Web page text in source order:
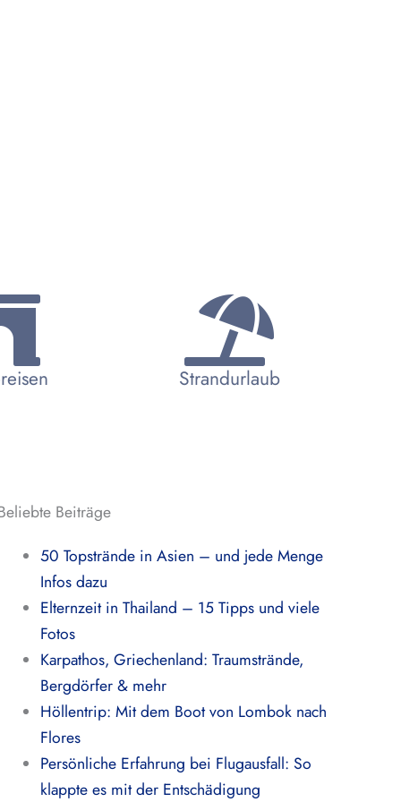
Strandurlaub
Beiträge
50 Topstrände in Asien – und jede Menge
Infos dazu
Elternzeit in Thailand – 15 Tipps und viele
Fotos
Karpathos, Griechenland: Traumstrände,
Bergdörfer & mehr
Höllentrip: Mit dem Boot von Lombok nach
Flores
Persönliche Erfahrung bei Flugausfall: So
klappte es mit der Entschädigung